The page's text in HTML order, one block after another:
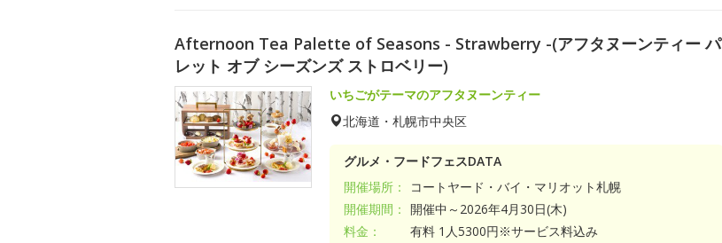
Afternoon Tea Palette of Seasons - Strawberry -(アフタヌーンティー パ
レット オブ シーズンズ ストロベリー)
いちごがテーマのアフタヌーンティー
北海道・札幌市中央区
グルメ・フードフェスDATA
開催場所：
コートヤード・バイ・マリオット札幌
開催期間：
開催中～2026年4月30日(木)
料金：
有料 1人5300円※サービス料込み